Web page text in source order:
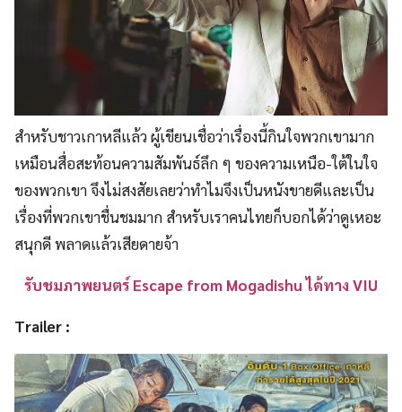
สำหรับชาวเกาหลีแล้ว ผู้เขียนเชื่อว่าเรื่องนี้กินใจพวกเขามาก
เหมือนสื่อสะท้อนความสัมพันธ์ลึก ๆ ของความเหนือ-ใต้ในใจ
ของพวกเขา จึงไม่สงสัยเลยว่าทำไมจึงเป็นหนังขายดีและเป็น
เรื่องที่พวกเขาชื่นชมมาก สำหรับเราคนไทยก็บอกได้ว่าดูเหอะ
สนุกดี พลาดแล้วเสียดายจ้า
รับชมภาพยนตร์ Escape from Mogadishu ได้ทาง VIU
Trailer :